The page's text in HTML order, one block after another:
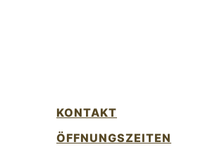
KONTAKT
ÖFFNUNGSZEITEN